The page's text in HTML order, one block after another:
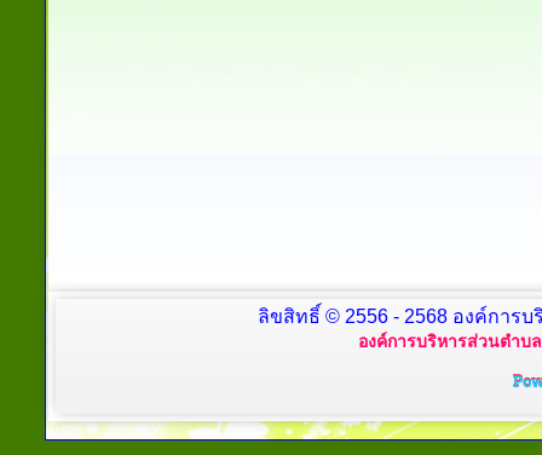
ลิขสิทธิ์ © 2556 - 2568 องค์การ
องค์การบริหารส่วนตำบ